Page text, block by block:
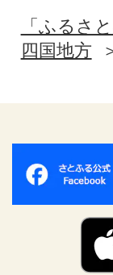
「ふるさ
四国地方